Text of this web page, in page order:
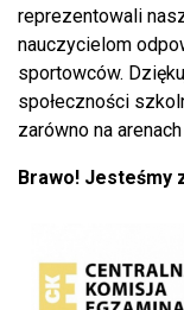
reprezentowali
nauczycielom
sportowców.
społeczności
zarówno na
Brawo! Jesteśmy